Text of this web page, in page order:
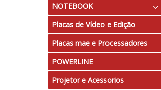
NOTEBOOK
Tela 10"
Tela 11.6"
Tela 14.0"
Tela 15.6"
Placas de Vídeo e Edição
Placas mae e Processadores
POWERLINE
Projetor e Acessorios